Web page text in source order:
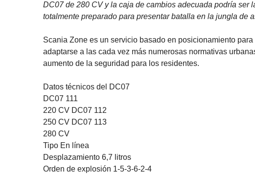
DC07 de 280 CV y la caja de cambios adecuada podría ser
totalmente preparado para presentar batalla en la jungla de
Scania Zone es un servicio basado en posicionamiento
adaptarse a las cada vez más numerosas normativas
aumento de la seguridad para los residentes.
Datos técnicos del DC07
DC07 111
220 CV DC07 112
250 CV DC07 113
280 CV
Tipo En línea
Desplazamiento 6,7 litros
Orden de explosión 1-5-3-6-2-4